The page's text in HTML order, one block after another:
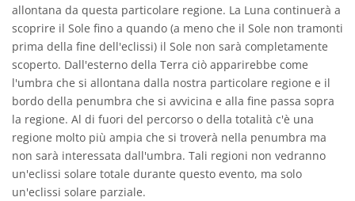
allontana da questa particolare regione. La Luna continuerà a
scoprire il Sole fino a quando (a meno che il Sole non tramonti
prima della fine dell'eclissi) il Sole non sarà completamente
scoperto. Dall'esterno della Terra ciò apparirebbe come
l'umbra che si allontana dalla nostra particolare regione e il
bordo della penumbra che si avvicina e alla fine passa sopra
la regione. Al di fuori del percorso o della totalità c'è una
regione molto più ampia che si troverà nella penumbra ma
non sarà interessata dall'umbra. Tali regioni non vedranno
un'eclissi solare totale durante questo evento, ma solo
un'eclissi solare parziale.